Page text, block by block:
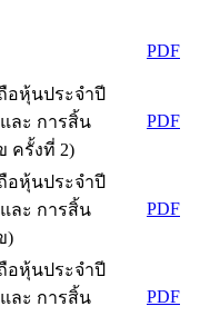
PDF
หุ้นประจำปี
และ การสิ้น
ครั้งที่ 2)
PDF
หุ้นประจำปี
และ การสิ้น
)
PDF
หุ้นประจำปี
และ การสิ้น
PDF